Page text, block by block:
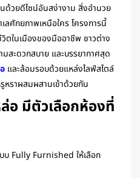
ด้วยดีไซน์อันสง่างาม สิ่งอำนวย
ลศักยภาพเหนือใคร โครงการนี้
ตในเมืองของมืออาชีพ ชาวต่าง
สะดวกสบาย และบรรยากาศสุด
และล้อมรอบด้วยแหล่งไลฟ์สไตล์
หราผสมผสานเข้าด้วยกัน
อ มีตัวเลือกห้องที่
Fully Furnished ให้เลือก